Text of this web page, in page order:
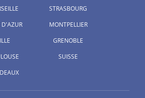
D'AZUR
STRASBOURG
MONTPELLIER
GRENOBLE
SUISSE